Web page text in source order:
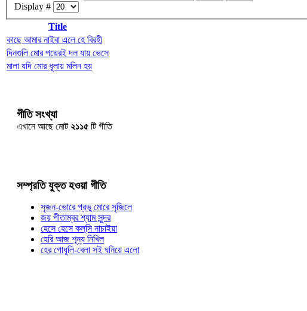
Display #
Title
কাছে আমার নাইবা এলে হে বিরহী
দিনগুলি মোর পদ্মেরই দল যায় ভেসে
মালা যদি মোর ধূলায় মলিন হয়
গীতি সংখ্যা
এখানে আছে মোট২১১৫ টি গীতি
সম্প্রতি যুক্ত হওয়া গীতি
সৃজন-ভোরে প্রভু মোরে সৃজিলে
জয় পীতাম্বর শ্যাম সুন্দর
হেসে হেসে কল্‌সি নাচাইয়া
হেরি আজ শূন্য নিখিল
হের গোধূলি-বেলা সই ঘনিয়ে এলো